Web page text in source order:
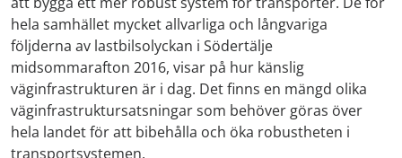
hela samhället mycket allvarliga och långvariga
följderna av lastbilsolyckan i Södertälje
midsommarafton 2016, visar på hur känslig
väginfrastrukturen är i dag. Det finns en mängd olika
väginfrastruktursatsningar som behöver göras över
hela landet för att bibehålla och öka robustheten i
transportsystemen.